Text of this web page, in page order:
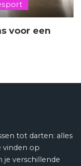
voor een
tot darten: alles
vinden op
je verschillende